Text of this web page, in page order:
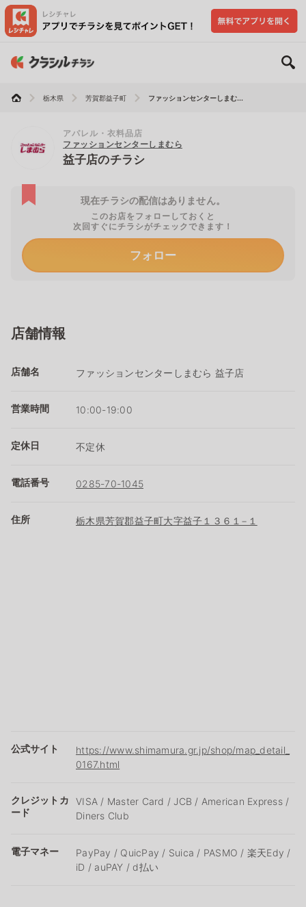
栃木県 芳賀郡益子町 ファッションセンターしまむ...
アパレル・衣料品店
ファッションセンターしまむら
益子店のチラシ
現在チラシの配信はありません。
このお店をフォローしておくと
次回すぐにチラシがチェックできます！
フォロー
店舗情報
店舗名 ファッションセンターしまむら 益子店
営業時間 10:00-19:00
定休日 不定休
電話番号 0285-70-1045
住所 栃木県芳賀郡益子町大字益子１３６１−１
公式サイト
https://www.shimamura.gr.jp/shop/map_detail_
0167.html
クレジットカ
ード
VISA / Master Card / JCB / American Express /
Diners Club
電子マネー
PayPay / QuicPay / Suica / PASMO / 楽天Edy /
iD / auPAY / d払い